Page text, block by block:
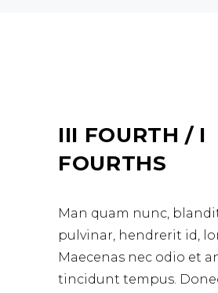
III FOURTH / I
FOURTHS
Man quam nunc,
pulvinar, hendrerit id,
Maecenas nec odio et
tincidunt tempus.